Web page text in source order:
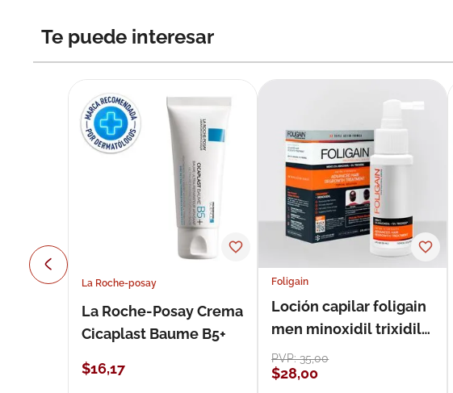
Te puede interesar
La Roche-posay
La Roche-Posay Crema
Cicaplast Baume B5+
$16,17
Foligain
Loción capilar foligain
men minoxidil trixidil
loción 59 ml
PVP:35,00
$28,00